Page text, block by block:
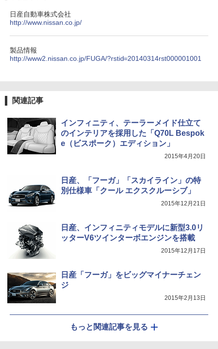
日産自動車株式会社
http://www.nissan.co.jp/
製品情報
http://www2.nissan.co.jp/FUGA/?rstid=20140314rst000001001
関連記事
インフィニティ、テーラーメイド仕立て
のインテリアを採用した「Q70L Bespok
e（ビスポーク）エディション」
2015年4月20日
日産、「フーガ」「スカイライン」の特
別仕様車「クール エクスクルーシブ」
2015年12月21日
日産、インフィニティモデルに新型3.0リ
ッターV6ツインターボエンジンを搭載
2015年12月17日
日産「フーガ」をビッグマイナーチェン
ジ
2015年2月13日
もっと関連記事を見る